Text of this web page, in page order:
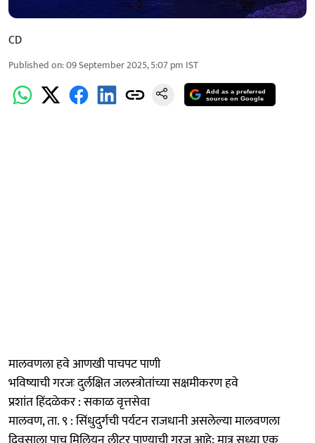
CD
Published on:09 September 2025, 5:07 pm IST
Add as a preferred
source on Google
मालवणला हवे आणखी पाचपट पाणी
भविष्याची गरजः दुर्लक्षित जलस्त्रोतांच्या सक्षमीकरण हवे
प्रशांत हिंदळेकर : सकाळ वृत्तसेवा
मालवण, ता. ९ : सिंधुदुर्गची पर्यटन राजधानी असलेल्या मालवणला